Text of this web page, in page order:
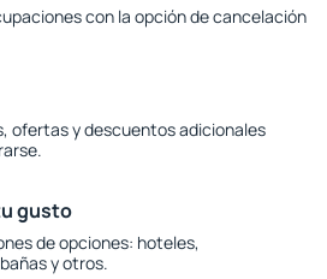
con la opción de cancelación
ofertas y descuentos adicionales
gusto
de opciones: hoteles,
y otros.